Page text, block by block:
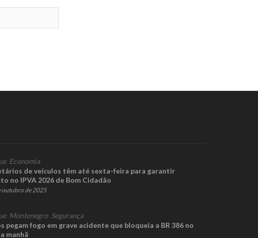
, Economia
de veículos têm até sexta-feira para garantir
no IPVA 2026 de Bom Cidadão
outubro de 2025
, Montenegro Segurança
pegam fogo em grave acidente que bloqueia a BR 386 no
manhã